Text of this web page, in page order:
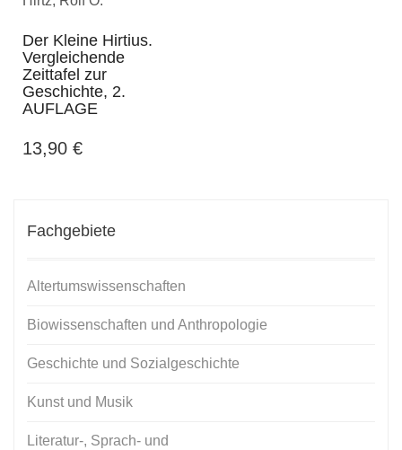
Der Kleine Hirtius.
Vergleichende
Zeittafel zur
Geschichte, 2.
AUFLAGE
13,90 €
Fachgebiete
Altertumswissenschaften
Biowissenschaften und Anthropologie
Geschichte und Sozialgeschichte
Kunst und Musik
Literatur-, Sprach- und